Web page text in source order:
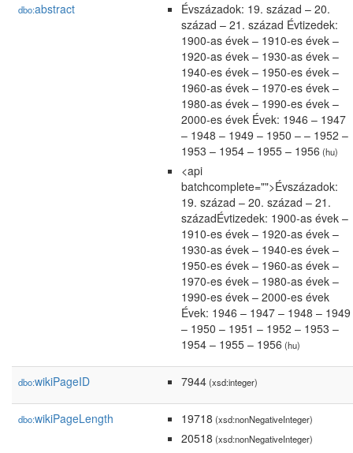
dbo:abstract
Évszázadok: 19. század – 20.
század – 21. század Évtizedek:
1900-as évek – 1910-es évek –
1920-as évek – 1930-as évek –
1940-es évek – 1950-es évek –
1960-as évek – 1970-es évek –
1980-as évek – 1990-es évek –
2000-es évek Évek: 1946 – 1947
– 1948 – 1949 – 1950 – – 1952 –
1953 – 1954 – 1955 – 1956 (hu)
<api
batchcomplete="">Évszázadok:
19. század – 20. század – 21.
századÉvtizedek: 1900-as évek –
1910-es évek – 1920-as évek –
1930-as évek – 1940-es évek –
1950-es évek – 1960-as évek –
1970-es évek – 1980-as évek –
1990-es évek – 2000-es évek
Évek: 1946 – 1947 – 1948 – 1949
– 1950 – 1951 – 1952 – 1953 –
1954 – 1955 – 1956 (hu)
dbo:wikiPageID 7944(xsd:integer)
dbo:wikiPageLength 19718 (xsd:nonNegativeInteger)
20518 (xsd:nonNegativeInteger)